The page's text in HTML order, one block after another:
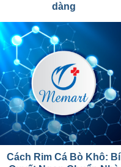
dàng
Cách Rim Cá Bò Khô: Bí